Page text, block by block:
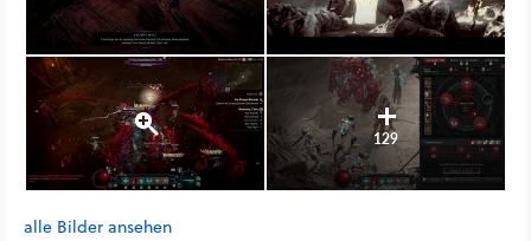
129
alle Bilder ansehen